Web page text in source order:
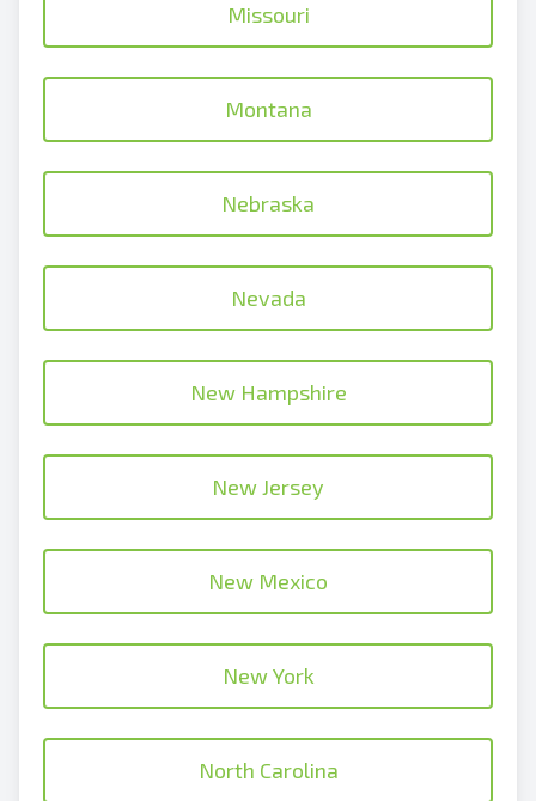
Missouri
Montana
Nebraska
Nevada
New Hampshire
New Jersey
New Mexico
New York
North Carolina